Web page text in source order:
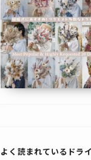
よく読まれているドラ